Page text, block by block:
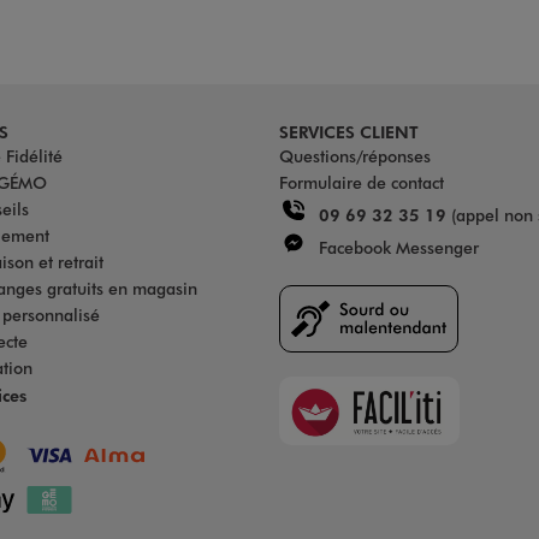
Fidélité
et retrait
gratuits en magasin
SERVICES CLIENT
Questions/réponses
Formulaire de contact
09 69 32 35 19 (appel non
Facebook Messenger
Faciliti